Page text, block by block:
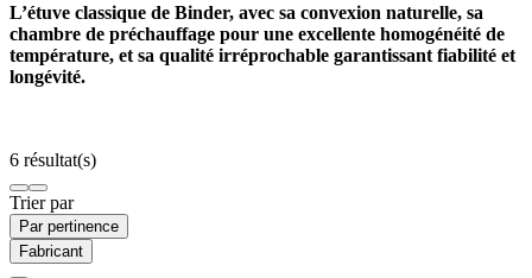
L’étuve classique de Binder, avec sa convexion naturelle, sa
chambre de préchauffage pour une excellente homogénéité de
température, et sa qualité irréprochable garantissant fiabilité et
longévité.
6 résultat(s)
Trier par
Par pertinence
Fabricant